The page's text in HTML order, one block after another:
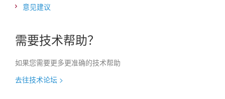
意见建议
需要技术帮助？
如果您需要更多更准确的技术帮助
去往技术论坛 >